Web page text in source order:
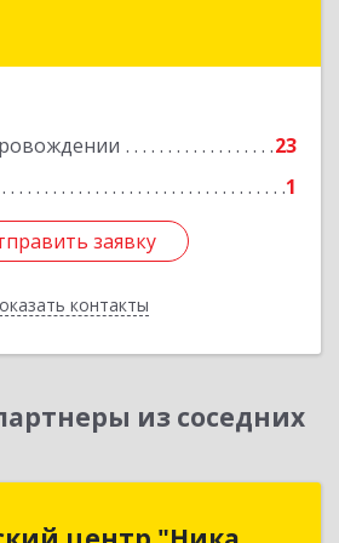
23
1
заявку
контакты
пр-кт, дом № 380"П",
заявку
Назад
из соседних
центр "Ника